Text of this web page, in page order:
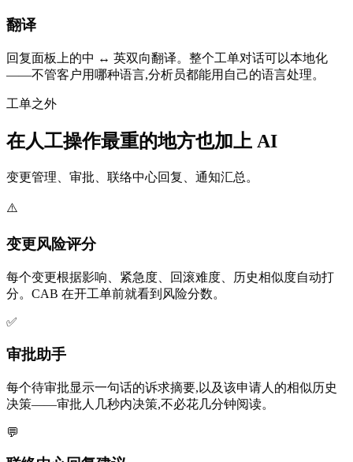
翻译
回复面板上的中 ↔ 英双向翻译。整个工单对话可以本地化
——不管客户用哪种语言,分析员都能用自己的语言处理。
工单之外
在人工操作最重的地方也加上 AI
变更管理、审批、联络中心回复、通知汇总。
⚠️
变更风险评分
每个变更根据影响、紧急度、回滚难度、历史相似度自动打
分。CAB 在开工单前就看到风险分数。
✅
审批助手
每个待审批显示一句话的诉求摘要,以及该申请人的相似历史
决策——审批人几秒内决策,不必花几分钟阅读。
💬